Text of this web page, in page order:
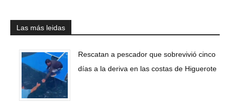
Las más leidas
Rescatan a pescador que sobrevivió cinco
días a la deriva en las costas de Higuerote